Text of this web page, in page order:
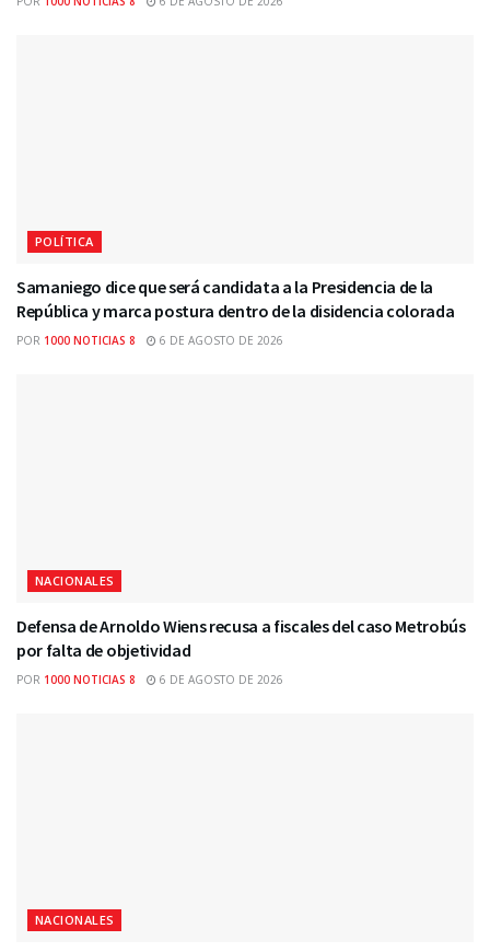
POLÍTICA
Samaniego dice que será candidata a la Presidencia de la
República y marca postura dentro de la disidencia colorada
POR 1000 NOTICIAS 8 6 DE AGOSTO DE 2026
NACIONALES
Defensa de Arnoldo Wiens recusa a fiscales del caso Metrobús
por falta de objetividad
POR 1000 NOTICIAS 8 6 DE AGOSTO DE 2026
NACIONALES